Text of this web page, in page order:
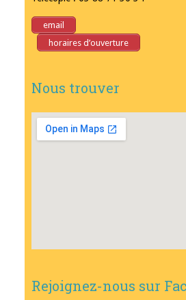
email
horaires d’ouverture
Nous trouver
Rejoignez-nous sur